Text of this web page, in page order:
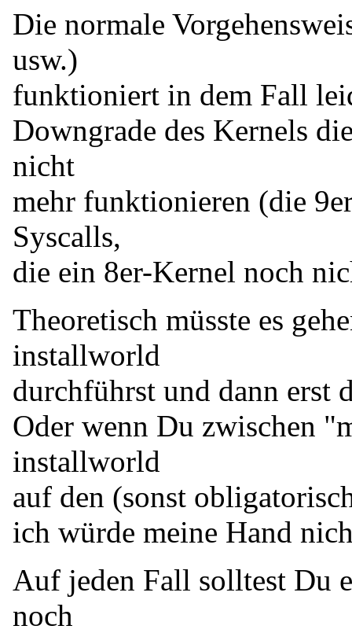
Die normale
usw.)
funktioniert in dem Fall
Downgrade des Kernels
nicht
mehr funktionieren (die
Syscalls,
die ein 8er-Kernel noch
Theoretisch müsste es
installworld
durchführst und dann erst
Oder wenn Du zwischen
installworld
auf den (sonst
ich würde meine Hand
Auf jeden Fall solltest Du
noch